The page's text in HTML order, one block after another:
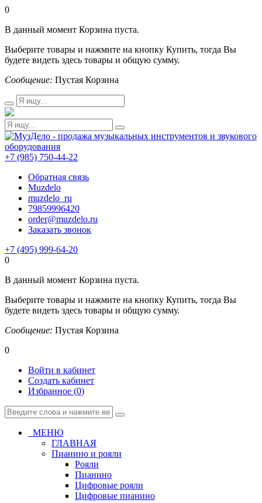
0
В данный момент Корзина пуста.
Выберите товары и нажмите на кнопку Купить, тогда Вы
будете видеть здесь товары и общую сумму.
Сообщение: Пустая Корзина
+7 (985) 750-44-22
Обратная связь
Muzdelo
muzdelo_ru
79859996420
order@muzdelo.ru
Заказать звонок
+7 (495) 999-64-20
0
В данный момент Корзина пуста.
Выберите товары и нажмите на кнопку Купить, тогда Вы
будете видеть здесь товары и общую сумму.
Сообщение: Пустая Корзина
0
Войти в кабинет
Создать кабинет
Избранное (0)
МЕНЮ
ГЛАВНАЯ
Пианино и рояли
Рояли
Пианино
Цифровые рояли
Цифровые пианино